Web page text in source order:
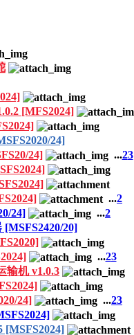
[MFS2024]
24]
24] ...23
...2
24] ...2
[MSFS2420/20]
...23
输机 v1.0.3
24] ...23